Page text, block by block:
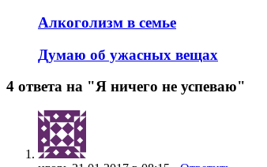
Алкоголизм в семье
Думаю об ужасных вещах
4 ответа на "Я ничего не успеваю"